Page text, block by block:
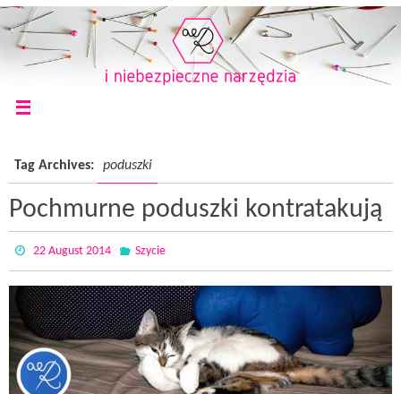
Tag Archives: poduszki
Pochmurne poduszki kontratakują
22 August 2014 Szycie